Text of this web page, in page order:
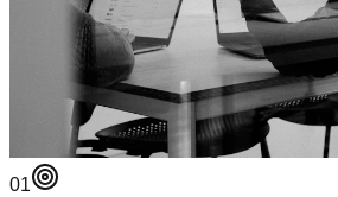
01